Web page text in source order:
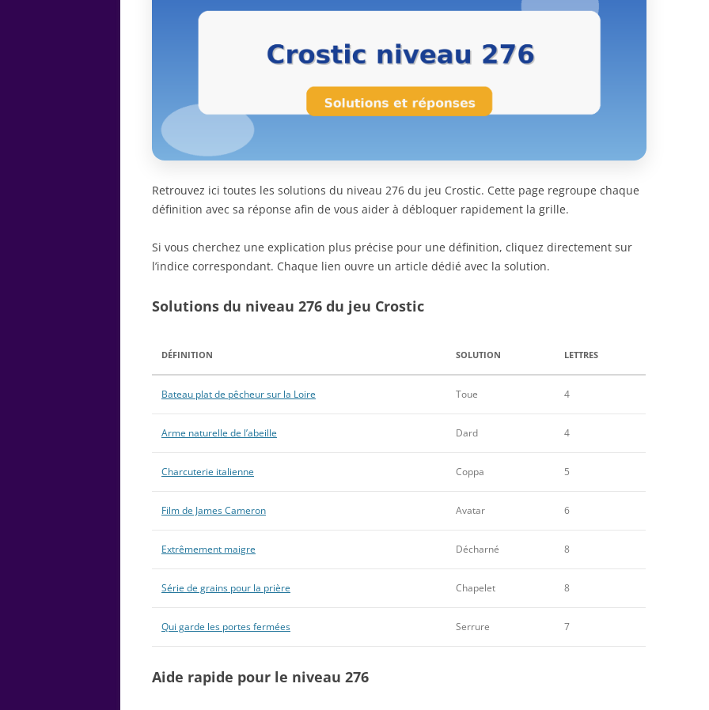
Retrouvez ici toutes les solutions du niveau 276 du jeu Crostic. Cette page regroupe chaque
définition avec sa réponse afin de vous aider à débloquer rapidement la grille.
Si vous cherchez une explication plus précise pour une définition, cliquez directement sur
l’indice correspondant. Chaque lien ouvre un article dédié avec la solution.
Solutions du niveau 276 du jeu Crostic
DÉFINITION SOLUTION LETTRES
Bateau plat de pêcheur sur la Loire Toue 4
Arme naturelle de l’abeille Dard 4
Charcuterie italienne Coppa 5
Film de James Cameron Avatar 6
Extrêmement maigre Décharné 8
Série de grains pour la prière Chapelet 8
Qui garde les portes fermées Serrure 7
Aide rapide pour le niveau 276